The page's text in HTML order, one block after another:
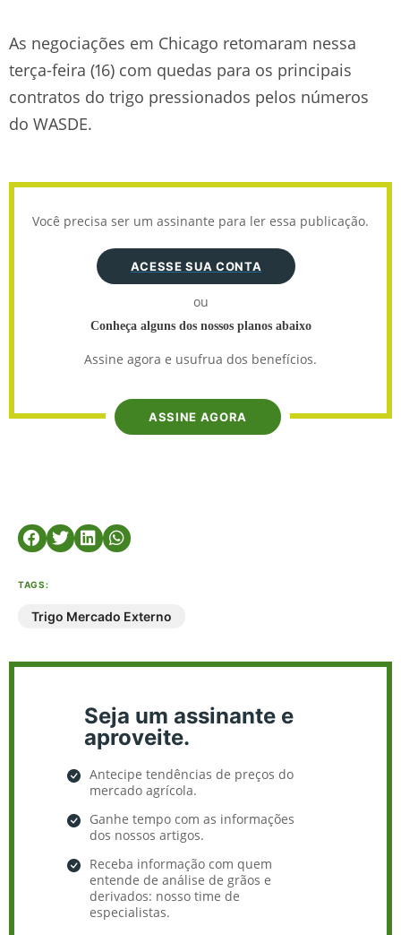
As negociações em Chicago retomaram nessa
terça-feira (16) com quedas para os principais
contratos do trigo pressionados pelos números
do WASDE.
Você precisa ser um assinante para ler essa publicação.
ACESSE SUA CONTA
ou
Conheça alguns dos nossos planos abaixo
Assine agora e usufrua dos benefícios.
ASSINE AGORA
TAGS:
Trigo Mercado Externo
Seja um assinante e
aproveite.
Antecipe tendências de preços do
mercado agrícola.
Ganhe tempo com as informações
dos nossos artigos.
Receba informação com quem
entende de análise de grãos e
derivados: nosso time de
especialistas.